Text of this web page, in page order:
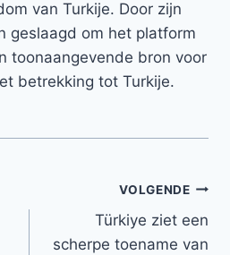
van Turkije. Door zijn
geslaagd om het platform
toonaangevende bron voor
betrekking tot Turkije.
VOLGENDE
Türkiye ziet een
scherpe toename van